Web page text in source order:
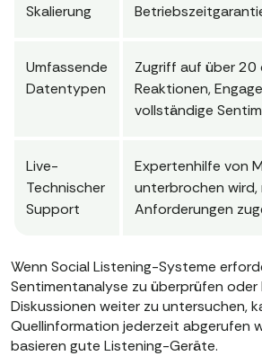
Skalierung
Umfassende
Datentypen
Zugriff auf über 20
Reaktionen,
vollständige
Live-
Technischer
Support
Expertenhilfe von
unterbrochen
Anforderungen
Wenn Social Listening-Systeme
Sentimentanalyse zu überprüfen
Diskussionen weiter zu untersuchen,
Quellinformation jederzeit abgerufen
basieren gute Listening-Geräte.